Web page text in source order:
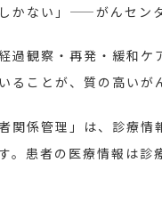
かない」——がんセン
過観察・再発・緩和
ることが、質の高いが
関係管理」は、診療情
。患者の医療情報は